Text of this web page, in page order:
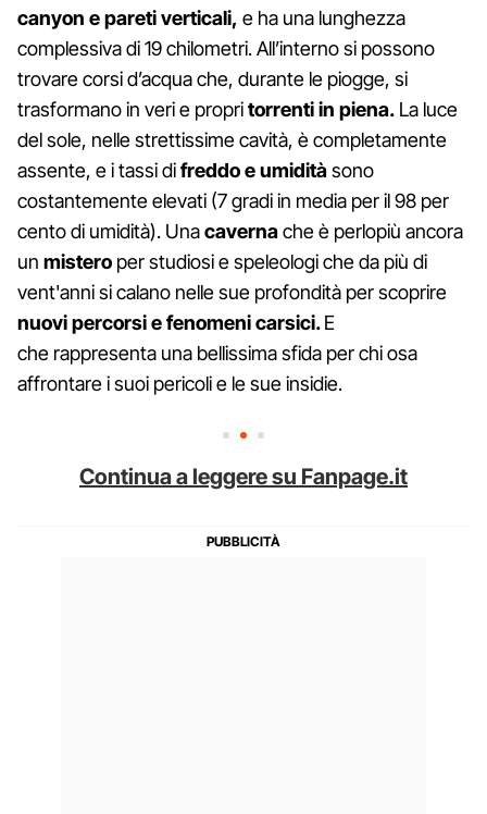
canyon e pareti verticali, e ha una lunghezza
complessiva di 19 chilometri. All’interno si possono
trovare corsi d’acqua che, durante le piogge, si
trasformano in veri e propritorrenti in piena. La luce
del sole, nelle strettissime cavità, è completamente
assente, e i tassi difreddo e umiditàsono
costantemente elevati (7 gradi in media per il 98 per
cento di umidità). Unacavernache è perlopiù ancora
un mistero per studiosi e speleologi che da più di
vent'anni si calano nelle sue profondità per scoprire
nuovi percorsi e fenomeni carsici.E
che rappresenta una bellissima sfida per chi osa
affrontare i suoi pericoli e le sue insidie.
Continua a leggere su Fanpage.it